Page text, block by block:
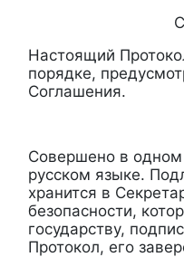
Настоящий
порядке,
Соглашения.
Совершено в
русском языке.
хранится в
безопасности,
государству,
Протокол, его